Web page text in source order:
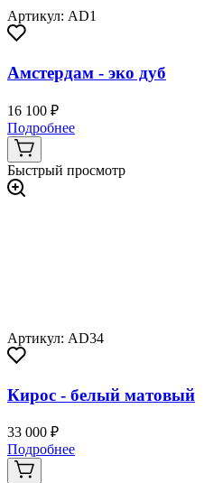
Артикул: AD1
Амстердам - эко дуб
16 100 ₽
Подробнее
Быстрый просмотр
Артикул: AD34
Кирос - белый матовый
33 000 ₽
Подробнее